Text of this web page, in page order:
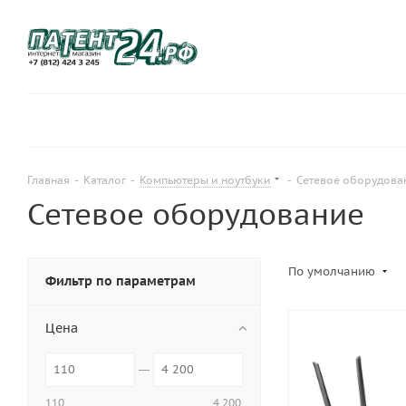
Главная - Каталог - Компьютеры и ноутбуки - Сетевое
Сетевое оборудование
По умолчанию
Фильтр по параметрам
Цена
110 4 200